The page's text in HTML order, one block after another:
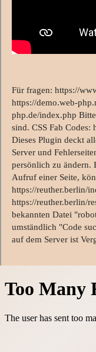
Für fragen: https://
https://demo.web-
php.de/index.php
sind. CSS Fab
Dieses Plugin deckt
Server und
persönlich zu ändern.
Aufruf einer Seite,
https://reuther.berlin/
https://reuther.berlin/
bekannten Datei
umständlich "Code
auf dem Server ist